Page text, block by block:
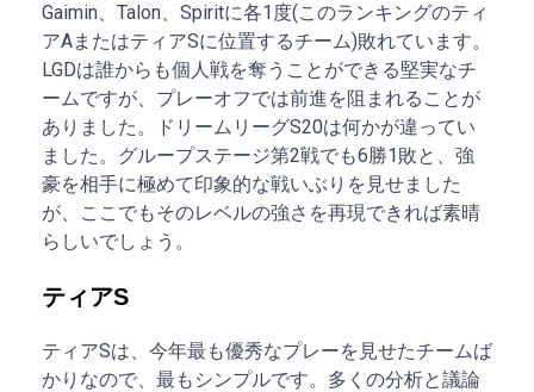
Gaimin、Talon、Spiritに各1度(このランキングのティ
アAまたはティアSに位置するチーム)敗れています。
LGDは誰からも個人戦を奪うことができる堅実なチ
ームですが、プレーオフでは前進を阻まれることが
ありました。ドリームリーグS20は何かが違ってい
ました。グループステージ第2戦でも6勝1敗と、強
豪を相手に極めて印象的な戦いぶりを見せました
が、ここでもそのレベルの強さを再現できれば素晴
らしいでしょう。
ティアS
ティアSは、今年最も優秀なプレーを見せたチームば
かりなので、最もシンプルです。多くの分析と議論